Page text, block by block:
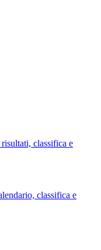
classifica e
classifica e